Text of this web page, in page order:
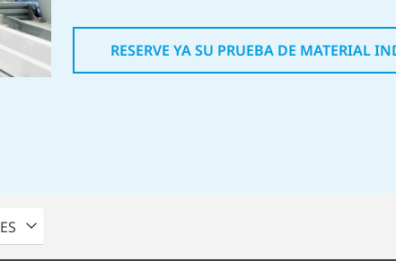
RESERVE YA SU PRUEBA DE MATERIAL
POR FAVOR SELECCIONE UN IDIOMA
ES